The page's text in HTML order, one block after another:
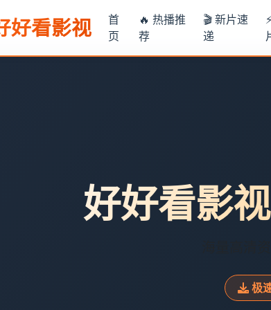
好看影视
首
页
🔥 热播推
荐
🎬 新片速
递
好好看影
极